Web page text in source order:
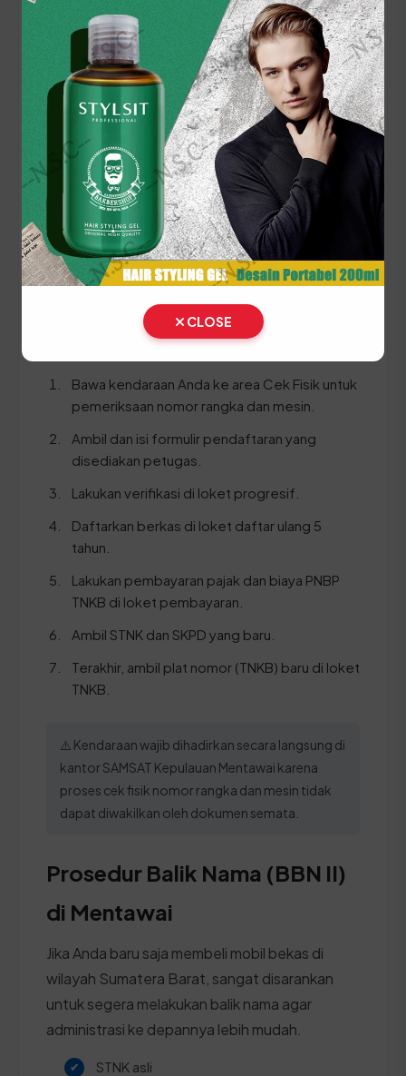
Panduan Pajak 5 Tahunan
(Ganti Plat) di Sumatera Barat
Setiap lima tahun, pemilik kendaraan wajib
melakukan pergantian pelat nomor dan cek fisik
kendaraan. Siapkan dokumen tambahan ini:
STNK asli
KTP asli
SKPD asli
Ikuti panduan langkah demi langkah berikut:
Bawa kendaraan Anda ke area Cek Fisik untuk
pemeriksaan nomor rangka dan mesin.
Ambil dan isi formulir pendaftaran yang
disediakan petugas.
Lakukan verifikasi di loket progresif.
Daftarkan berkas di loket daftar ulang 5
tahun.
Lakukan pembayaran pajak dan biaya PNBP
TNKB di loket pembayaran.
Ambil STNK dan SKPD yang baru.
Terakhir, ambil plat nomor (TNKB) baru di loket
TNKB.
⚠️ Kendaraan wajib dihadirkan secara langsung di
kantor SAMSAT Kepulauan Mentawai karena
proses cek fisik nomor rangka dan mesin tidak
dapat diwakilkan oleh dokumen semata.
Prosedur Balik Nama (BBN II)
di Mentawai
Jika Anda baru saja membeli mobil bekas di
wilayah Sumatera Barat, sangat disarankan
untuk segera melakukan balik nama agar
administrasi ke depannya lebih mudah.
STNK asli
CLOSE